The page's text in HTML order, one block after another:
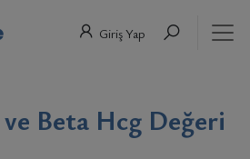
Giriş Yap
Beta Hcg Değeri